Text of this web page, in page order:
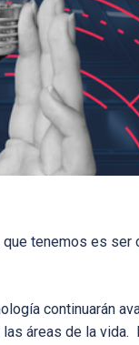
tenemos es ser
continuarán
áreas de la